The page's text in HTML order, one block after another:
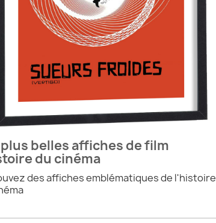
belles affiches de film
du cinéma
des affiches emblématiques de l'histoire